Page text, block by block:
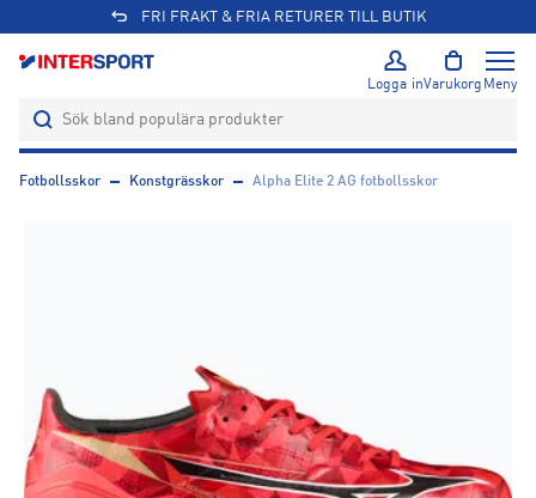
FRI FRAKT & FRIA RETURER TILL BUTIK
Logga inVarukorg Meny
Fotbollsskor Konstgrässkor Alpha Elite 2 AG fotbollsskor